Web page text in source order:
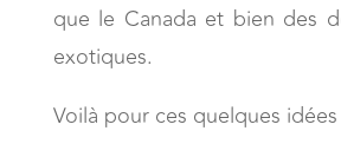
que le Canada et bien des
exotiques.
Voilà pour ces quelques